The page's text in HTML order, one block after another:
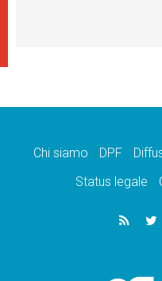
Chi siamo DPF
Status legale